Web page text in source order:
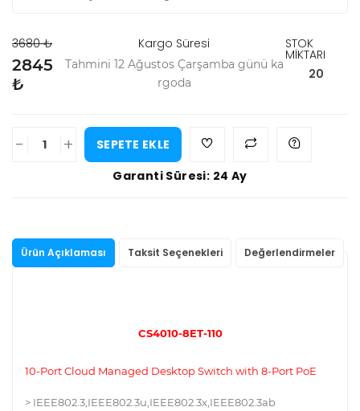
3680 ₺
2845
₺
Kargo Süresi
Tahmini 12 Ağustos Çarşamba günü ka
rgoda
STOK
MİKTARI
20
- +
SEPETE EKLE
Garanti Süresi: 24 Ay
Ürün Açıklaması Taksit Seçenekleri Değerlendirmeler
CS4010-8ET-110
10-Port Cloud Managed Desktop Switch with 8-Port PoE
> IEEE802.3,IEEE802.3u,IEEE802.3x,IEEE802.3ab